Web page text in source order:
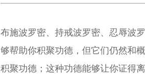
布施波罗密、持戒波罗密、忍辱波
够帮助你积聚功德，但它们仍然和
积聚功德；这种功德能够让你证得